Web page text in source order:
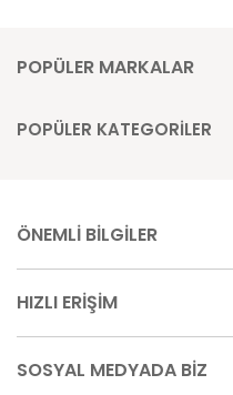
POPÜLER MARKALAR
POPÜLER KATEGORİLER
ÖNEMLİ BİLGİLER
HIZLI ERİŞİM
SOSYAL MEDYADA BİZ